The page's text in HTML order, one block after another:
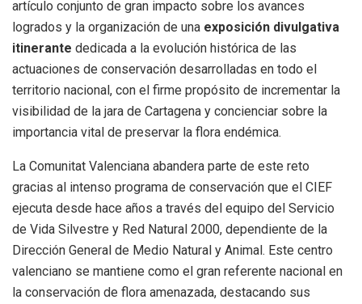
artículo conjunto de gran impacto sobre los avances
logrados y la organización de una exposición divulgativa
itinerante dedicada a la evolución histórica de las
actuaciones de conservación desarrolladas en todo el
territorio nacional, con el firme propósito de incrementar la
visibilidad de la jara de Cartagena y concienciar sobre la
importancia vital de preservar la flora endémica.
La Comunitat Valenciana abandera parte de este reto
gracias al intenso programa de conservación que el CIEF
ejecuta desde hace años a través del equipo del Servicio
de Vida Silvestre y Red Natural 2000, dependiente de la
Dirección General de Medio Natural y Animal. Este centro
valenciano se mantiene como el gran referente nacional en
la conservación de flora amenazada, destacando sus